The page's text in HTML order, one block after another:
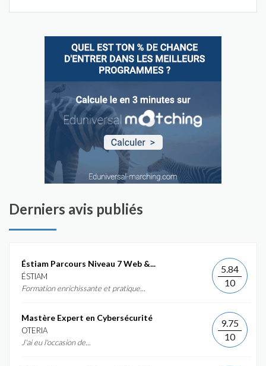
Derniers avis publiés
Éstiam Parcours Niveau 7 Web &...
ÉSTIAM
Formation enrichissante et pratique...
5.84
10
Mastère Expert en Cybersécurité
OTERIA
J'ai eu l'occasion de...
9.75
10